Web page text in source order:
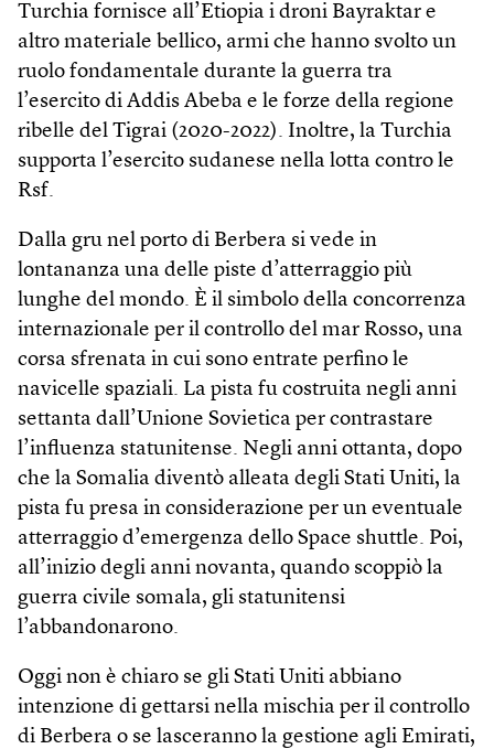
Turchia fornisce all’Etiopia i droni Bayraktar e
altro materiale bellico, armi che hanno svolto un
ruolo fondamentale durante la guerra tra
l’esercito di Addis Abeba e le forze della regione
ribelle del Tigrai (2020-2022). Inoltre, la Turchia
supporta l’esercito sudanese nella lotta contro le
Rsf.
Dalla gru nel porto di Berbera si vede in
lontananza una delle piste d’atterraggio più
lunghe del mondo. È il simbolo della concorrenza
internazionale per il controllo del mar Rosso, una
corsa sfrenata in cui sono entrate perfino le
navicelle spaziali. La pista fu costruita negli anni
settanta dall’Unione Sovietica per contrastare
l’influenza statunitense. Negli anni ottanta, dopo
che la Somalia diventò alleata degli Stati Uniti, la
pista fu presa in considerazione per un eventuale
atterraggio d’emergenza dello Space shuttle. Poi,
all’inizio degli anni novanta, quando scoppiò la
guerra civile somala, gli statunitensi
l’abbandonarono.
Oggi non è chiaro se gli Stati Uniti abbiano
intenzione di gettarsi nella mischia per il controllo
di Berbera o se lasceranno la gestione agli Emirati,